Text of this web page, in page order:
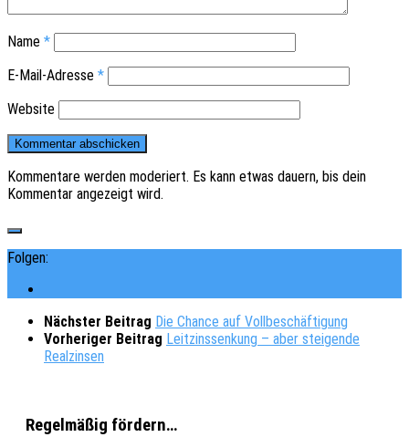
Name *
E-Mail-Adresse *
Website
Kommentare werden moderiert. Es kann etwas dauern, bis dein
Kommentar angezeigt wird.
Folgen:
Nächster Beitrag Die Chance auf Vollbeschäftigung
Vorheriger Beitrag Leitzinssenkung – aber steigende
Realzinsen
Regelmäßig fördern…